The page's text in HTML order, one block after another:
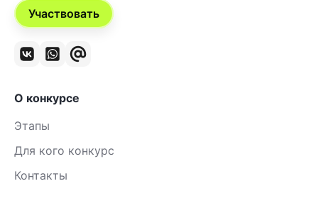
Участвовать
О конкурсе
Этапы
Для кого конкурс
Контакты